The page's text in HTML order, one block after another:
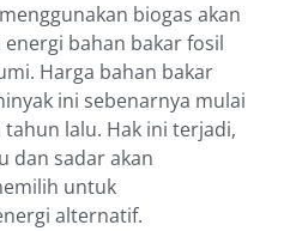
biogas akan
bahan bakar fosil
Harga bahan bakar
ini sebenarnya mulai
lalu. Hak ini terjadi,
dan sadar akan
untuk
alternatif.